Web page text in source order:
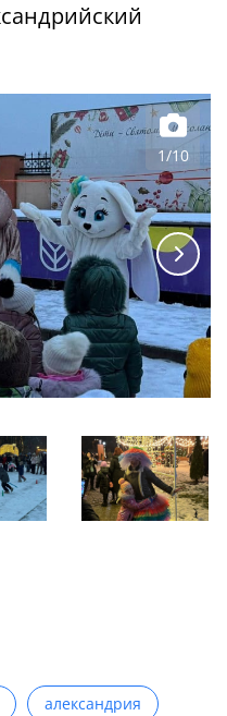
1/10
александрия